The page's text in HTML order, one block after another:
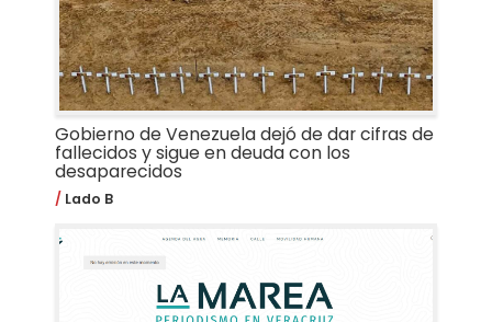
Gobierno de Venezuela dejó de dar cifras de
fallecidos y sigue en deuda con los
desaparecidos
Lado B